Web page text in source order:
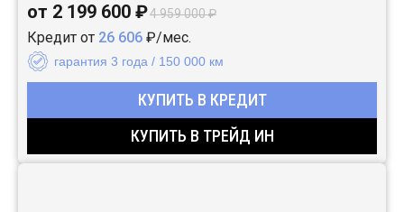
от 2 199 600 ₽4 959 000 ₽
Кредит от 26 606 ₽/мес.
гарантия 3 года / 150 000 км
КУПИТЬ В КРЕДИТ
КУПИТЬ В ТРЕЙД ИН